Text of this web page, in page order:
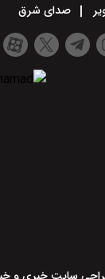
صدای شرق